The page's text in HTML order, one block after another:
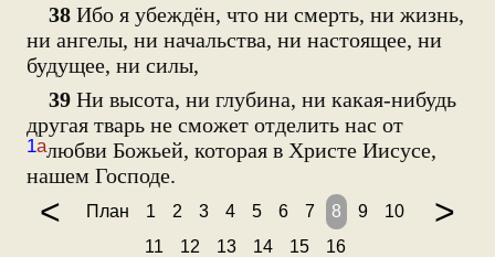
38 Ибо я убеждён, что ни смерть, ни жизнь,
ни ангелы, ни начальства, ни настоящее, ни
будущее, ни силы,
39 Ни высота, ни глубина, ни какая-нибудь
другая тварь не сможет отделить нас от
1алюбви Божьей, которая в Христе Иисусе,
нашем Господе.
< План 1 2 3 4 5 6 7 8 9
10
11
12 13 14 15 16
>